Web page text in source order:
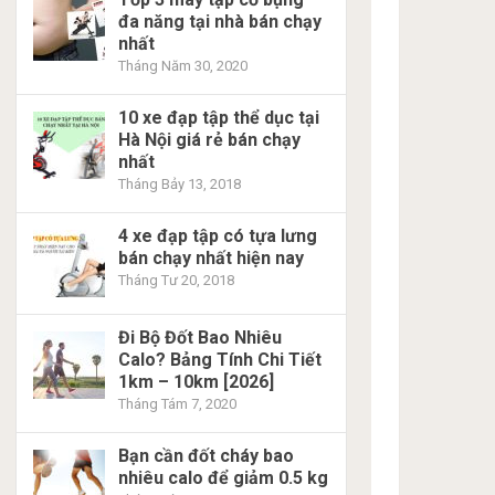
đa năng tại nhà bán chạy
nhất
Tháng Năm 30, 2020
10 xe đạp tập thể dục tại
Hà Nội giá rẻ bán chạy
nhất
Tháng Bảy 13, 2018
4 xe đạp tập có tựa lưng
bán chạy nhất hiện nay
Tháng Tư 20, 2018
Đi Bộ Đốt Bao Nhiêu
Calo? Bảng Tính Chi Tiết
1km – 10km [2026]
Tháng Tám 7, 2020
Bạn cần đốt cháy bao
nhiêu calo để giảm 0.5 kg